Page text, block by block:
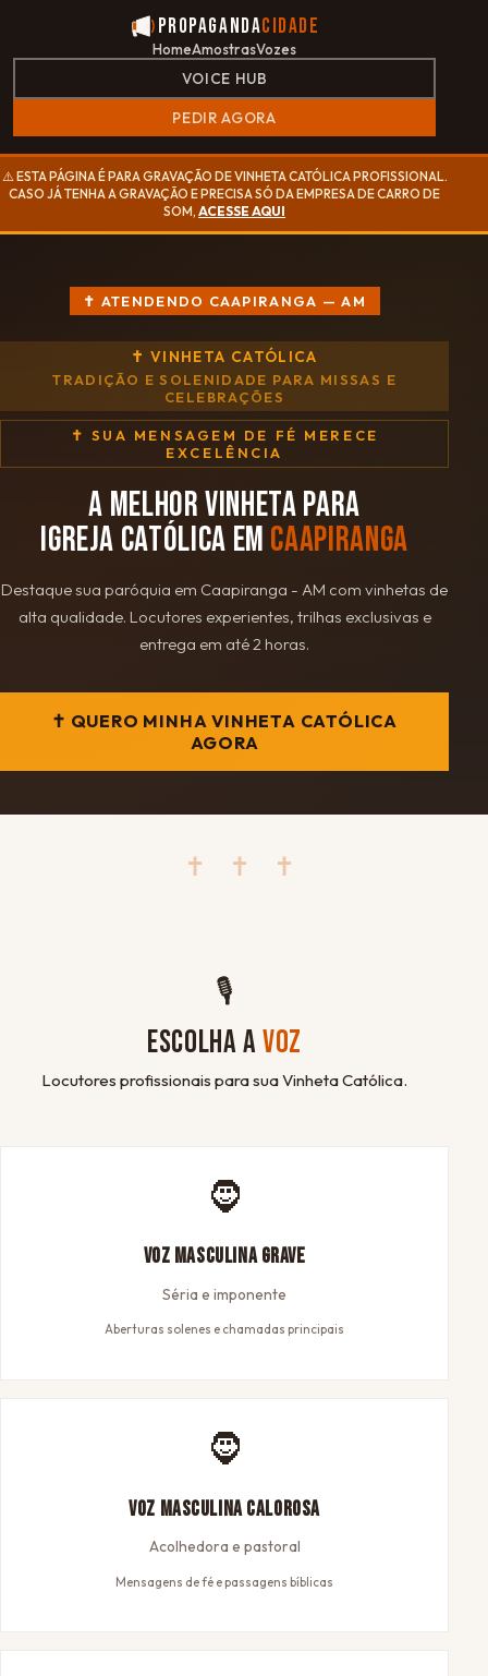
PropagandaCidade
HomeAmostrasVozes
VOICE HUB
PEDIR AGORA
⚠️ ESTA PÁGINA É PARA GRAVAÇÃO DE VINHETA CATÓLICA PROFISSIONAL.
CASO JÁ TENHA A GRAVAÇÃO E PRECISA SÓ DA EMPRESA DE CARRO DE
SOM,ACESSE AQUI
✝ ATENDENDO CAAPIRANGA — AM
✝ VINHETA CATÓLICA
TRADIÇÃO E SOLENIDADE PARA MISSAS E
CELEBRAÇÕES
✝ SUA MENSAGEM DE FÉ MERECE
EXCELÊNCIA
A MELHOR VINHETA PARA
IGREJA CATÓLICA EM CAAPIRANGA
Destaque sua paróquia em Caapiranga - AM com vinhetas de
alta qualidade. Locutores experientes, trilhas exclusivas e
entrega em até 2 horas.
✝ QUERO MINHA VINHETA CATÓLICA
AGORA
✝ ✝ ✝
🎙
ESCOLHA AVOZ
Locutores profissionais para sua Vinheta Católica.
🧔
Voz Masculina Grave
Séria e imponente
Aberturas solenes e chamadas principais
🧔
Voz Masculina Calorosa
Acolhedora e pastoral
Mensagens de fé e passagens bíblicas